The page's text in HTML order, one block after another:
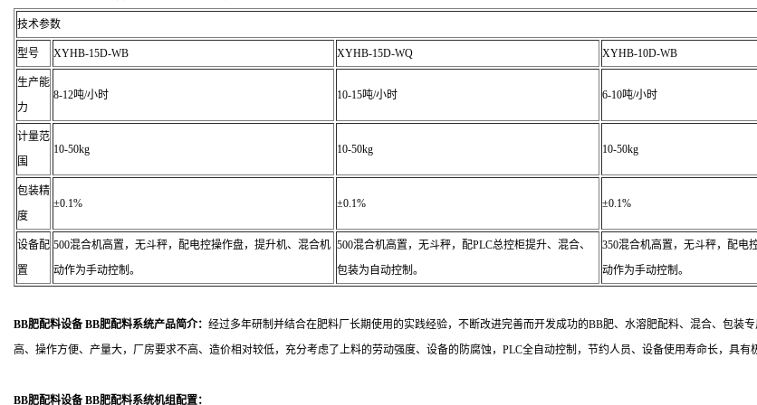
技术参数
型号 XYHB-15D-WB XYHB-15D-WQ XYHB-10D-WB
生产能
力
8-12吨/小时 10-15吨/小时 6-10吨/小时
计量范
围
10-50kg 10-50kg 10-50kg
包装精
度
±0.1% ±0.1% ±0.1%
设备配
置
500混合机高置，无斗秤，配电控操作盘，提升机、混合机
动作为手动控制。
500混合机高置，无斗秤，配PLC总控柜提升、混合、
包装为自动控制。
350混合机高置，无斗秤，配电
动作为手动控制。
BB肥配料设备 BB肥配料系统产品简介： 经过多年研制并结合在肥料厂长期使用的实践经验，不断改进完善而开发成功的BB肥、水溶肥配料、混合、包
高、操作方便、产量大，厂房要求不高、造价相对较低，充分考虑了上料的劳动强度、设备的防腐蚀，PLC全自动控制，节约人员、设备使用寿命长，具有
BB肥配料设备 BB肥配料系统机组配置：